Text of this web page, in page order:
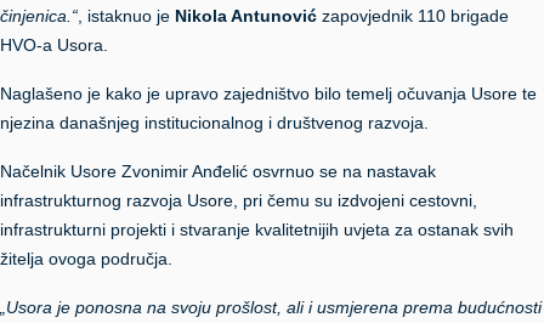
činjenica.“ , istaknuo je Nikola Antunović zapovjednik 110 brigade
HVO-a Usora.
Naglašeno je kako je upravo zajedništvo bilo temelj očuvanja Usore te
njezina današnjeg institucionalnog i društvenog razvoja.
Načelnik Usore Zvonimir Anđelić osvrnuo se na nastavak
infrastrukturnog razvoja Usore, pri čemu su izdvojeni cestovni,
infrastrukturni projekti i stvaranje kvalitetnijih uvjeta za ostanak svih
žitelja ovoga područja.
„Usora je ponosna na svoju prošlost, ali i usmjerena prema budućnosti